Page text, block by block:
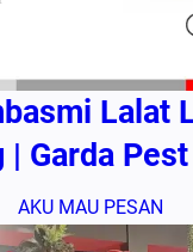
Lalat
| Garda
AKU MAU PESAN